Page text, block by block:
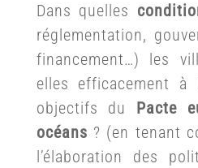
Dans quelles
réglementation,
financement…) les
elles efficacement à
objectifs du Pacte
océans ? (en tenant
l’élaboration des